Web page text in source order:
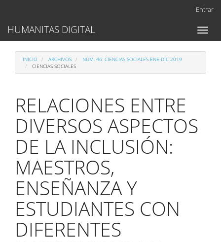
Contenido
principal
lateral
Entrar
Toggle
HUMANITAS DIGITAL
INICIO ARCHIVOS
NÚM. 46: CIENCIAS SOCIALES ENE-DIC 2019
CIENCIAS SOCIALES
RELACIONES ENTRE
DIVERSOS ASPECTOS
DE LA INCLUSIÓN:
MAESTROS,
ENSEÑANZA Y
ESTUDIANTES CON
DIFERENTES